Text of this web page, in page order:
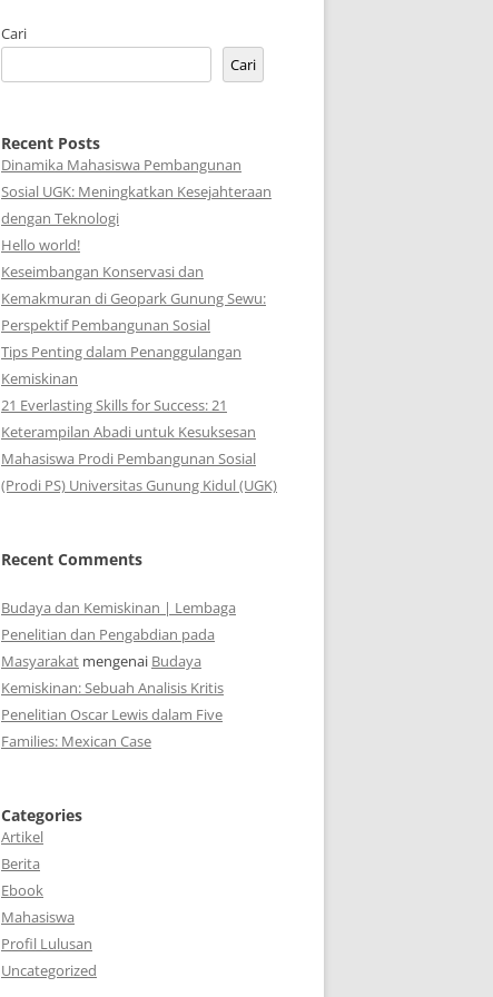
Cari
Cari
Recent Posts
Dinamika Mahasiswa Pembangunan
Sosial UGK: Meningkatkan Kesejahteraan
dengan Teknologi
Hello world!
Keseimbangan Konservasi dan
Kemakmuran di Geopark Gunung Sewu:
Perspektif Pembangunan Sosial
Tips Penting dalam Penanggulangan
Kemiskinan
21 Everlasting Skills for Success: 21
Keterampilan Abadi untuk Kesuksesan
Mahasiswa Prodi Pembangunan Sosial
(Prodi PS) Universitas Gunung Kidul (UGK)
Recent Comments
Budaya dan Kemiskinan | Lembaga
Penelitian dan Pengabdian pada
Masyarakat mengenai Budaya
Kemiskinan: Sebuah Analisis Kritis
Penelitian Oscar Lewis dalam Five
Families: Mexican Case
Categories
Artikel
Berita
Ebook
Mahasiswa
Profil Lulusan
Uncategorized